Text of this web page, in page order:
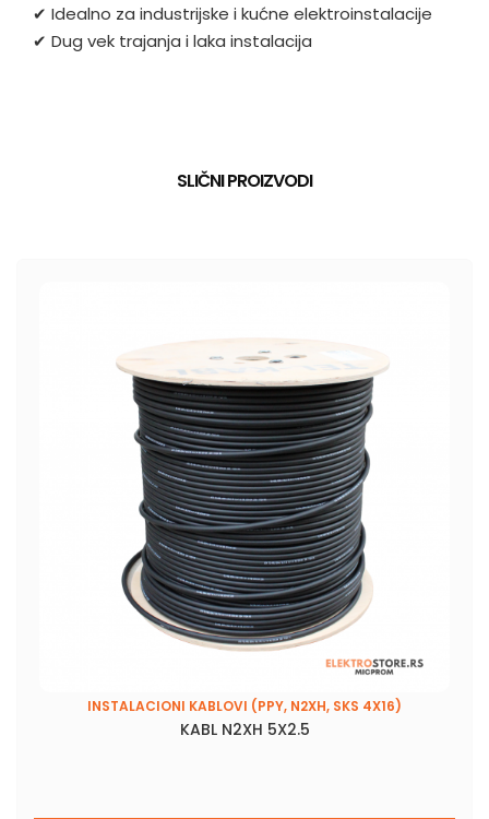
✔ Idealno za industrijske i kućne elektroinstalacije
✔ Dug vek trajanja i laka instalacija
SLIČNI PROIZVODI
INSTALACIONI KABLOVI (PPY, N2XH, SKS 4X16)
KABL N2XH 5X2.5